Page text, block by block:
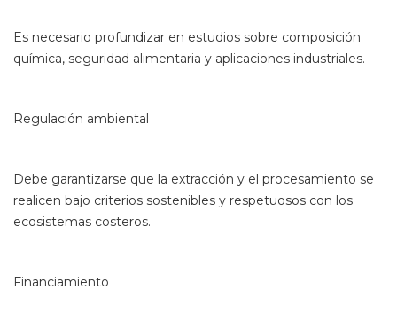
Es necesario profundizar en estudios sobre composición
química, seguridad alimentaria y aplicaciones industriales.
Regulación ambiental
Debe garantizarse que la extracción y el procesamiento se
realicen bajo criterios sostenibles y respetuosos con los
ecosistemas costeros.
Financiamiento